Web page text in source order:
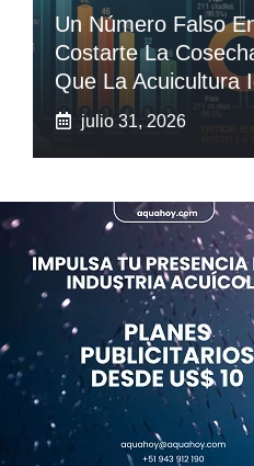
Un Número Falso
Costarte La
Que La Acuicultura
julio 31, 2026